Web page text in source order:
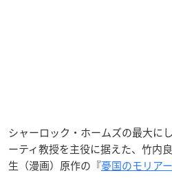
シャーロック・ホームズの最大に
ーティ教授を主役に据えた、竹内
生（漫画）原作の『憂国のモリア